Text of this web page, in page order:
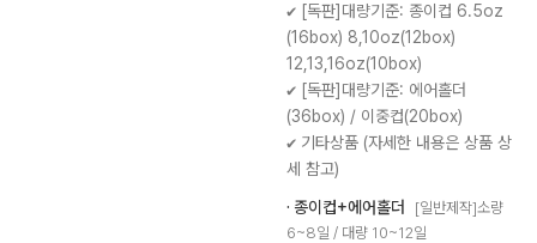
✔ [독판]대량기준: 종이컵 6.5oz
(16box) 8,10oz(12box)
12,13,16oz(10box)
✔ [독판]대량기준: 에어홀더
(36box) / 이중컵(20box)
✔ 기타상품 (자세한 내용은 상품 상
세 참고)
· 종이컵+에어홀더
[일반제작]소량
6~8일 / 대량 10~12일